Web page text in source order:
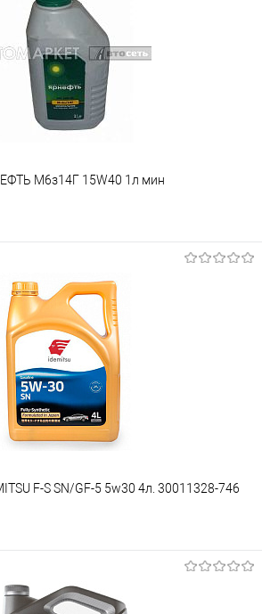
М6з14Г 15W40 1л мин
В наличии
F-S SN/GF-5 5w30 4л. 30011328-746